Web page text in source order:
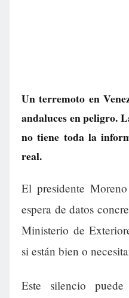
Un terremoto en
andaluces en peligro.
no tiene toda la
real.
El presidente
espera de datos
Ministerio de
si están bien o
Este silencio